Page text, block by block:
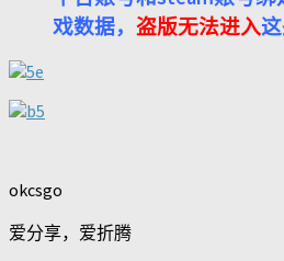
戏数据， 盗版无法进入
okcsgo
爱分享，爱折腾